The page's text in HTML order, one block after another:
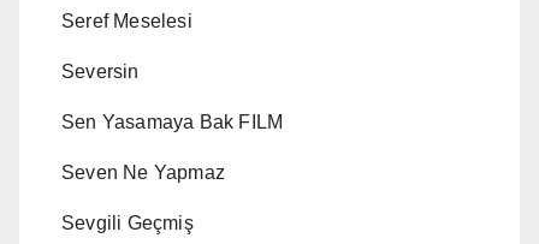
Seref Meselesi
Seversin
Sen Yasamaya Bak FILM
Seven Ne Yapmaz
Sevgili Geçmiş